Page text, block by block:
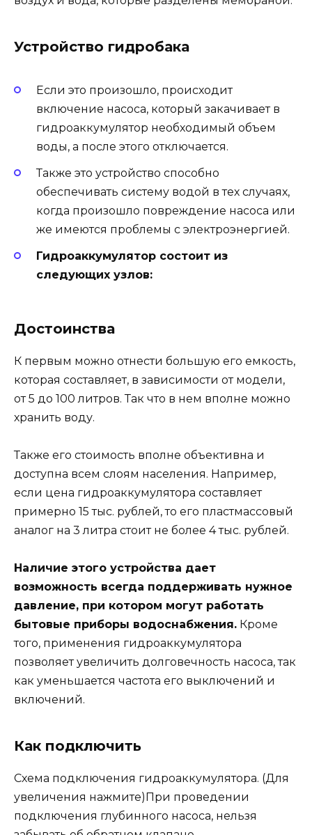
Устройство гидробака
Если это произошло, происходит
включение насоса, который закачивает в
гидроаккумулятор необходимый объем
воды, а после этого отключается.
Также это устройство способно
обеспечивать систему водой в тех случаях,
когда произошло повреждение насоса или
же имеются проблемы с электроэнергией.
Гидроаккумулятор состоит из
следующих узлов:
Достоинства
К первым можно отнести большую его емкость,
которая составляет, в зависимости от модели,
от 5 до 100 литров. Так что в нем вполне можно
хранить воду.
Также его стоимость вполне объективна и
доступна всем слоям населения. Например,
если цена гидроаккумулятора составляет
примерно 15 тыс. рублей, то его пластмассовый
аналог на 3 литра стоит не более 4 тыс. рублей.
Наличие этого устройства дает
возможность всегда поддерживать нужное
давление, при котором могут работать
бытовые приборы водоснабжения. Кроме
того, применения гидроаккумулятора
позволяет увеличить долговечность насоса, так
как уменьшается частота его выключений и
включений.
Как подключить
Схема подключения гидроаккумулятора. (Для
увеличения нажмите)При проведении
подключения глубинного насоса, нельзя